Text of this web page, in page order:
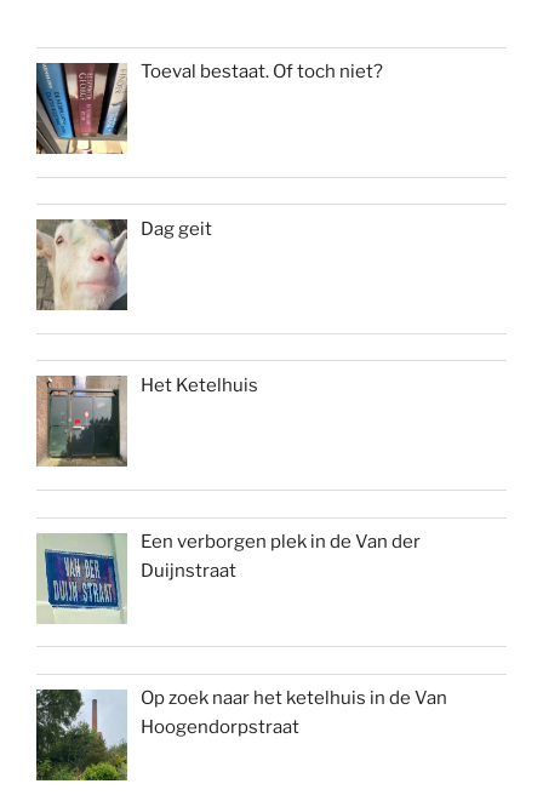
Toeval bestaat. Of toch niet?
Dag geit
Het Ketelhuis
Een verborgen plek in de Van der
Duijnstraat
Op zoek naar het ketelhuis in de Van
Hoogendorpstraat